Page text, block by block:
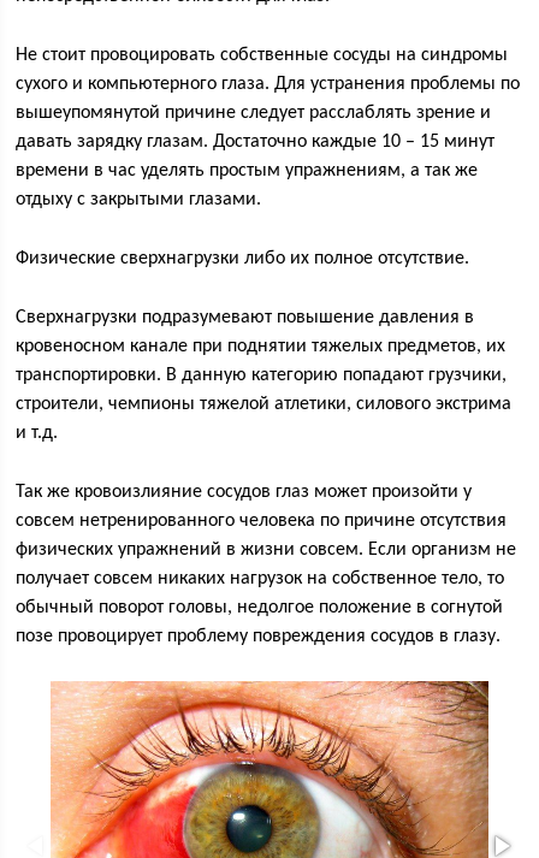
Не стоит провоцировать собственные сосуды на синдромы
сухого и компьютерного глаза. Для устранения проблемы по
вышеупомянутой причине следует расслаблять зрение и
давать зарядку глазам. Достаточно каждые 10 – 15 минут
времени в час уделять простым упражнениям, а так же
отдыху с закрытыми глазами.
Физические сверхнагрузки либо их полное отсутствие.
Сверхнагрузки подразумевают повышение давления в
кровеносном канале при поднятии тяжелых предметов, их
транспортировки. В данную категорию попадают грузчики,
строители, чемпионы тяжелой атлетики, силового экстрима
и т.д.
Так же кровоизлияние сосудов глаз может произойти у
совсем нетренированного человека по причине отсутствия
физических упражнений в жизни совсем. Если организм не
получает совсем никаких нагрузок на собственное тело, то
обычный поворот головы, недолгое положение в согнутой
позе провоцирует проблему повреждения сосудов в глазу.